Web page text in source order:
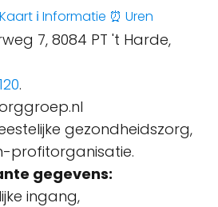
ℹ️ Informatie ⏰ Uren
7, 8084 PT 't Harde,
.
gezondheidszorg,
profitorganisatie.
gegevens:
ingang,